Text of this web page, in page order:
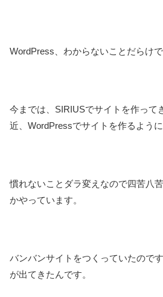
WordPress、わからないことだらけで
今までは、SIRIUSでサイトを作って
近、WordPressでサイトを作るように
慣れないことダラ変えなので四苦八
かやっています。
バンバンサイトをつくっていたので
が出てきたんです。